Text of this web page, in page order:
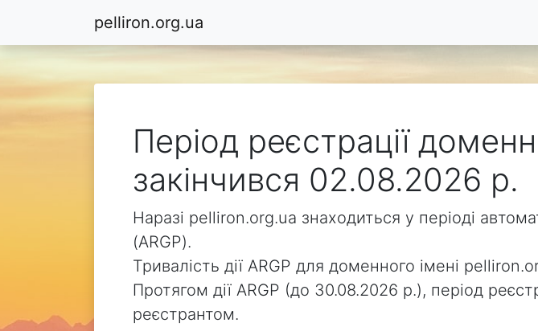
pelliron.org.ua
Період реєстрації
закінчився 02.08.2026 р.
Наразі pelliron.org.ua знаходиться у періоді
(ARGP).
Тривалість дії ARGP для доменного імені
Протягом дії ARGP (до 30.08.2026 р.), період
реєстрантом.